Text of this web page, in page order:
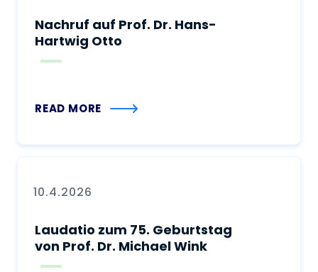
Nachruf auf Prof. Dr. Hans-
Hartwig Otto
READ MORE
10.4.2026
Laudatio zum 75. Geburtstag
von Prof. Dr. Michael Wink